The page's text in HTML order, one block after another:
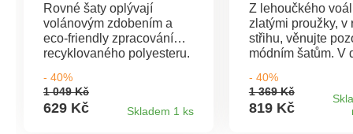
Rovné šaty oplývají
volánovým zdobením a
eco-friendly zpracováním z
recyklovaného polyesteru.
postavy. Vzdušný úplet. V
horní části rukávů volány.
Kulatý výstřih s průstřihem
- 40%
1 049 Kč
629 Kč Skladem 1 ks
Z lehoučkého
zlatými proužky, v
střihu, věnujte
módním šatům. V
rozparkem a
légou. Středové
vpředu a vzadu
- 40%
1 369 Kč
819 Kč